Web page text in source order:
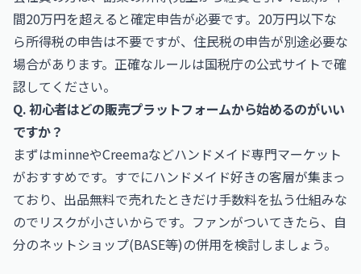
間20万円を超えると確定申告が必要です。20万円以下な
ら所得税の申告は不要ですが、住民税の申告が別途必要な
場合があります。正確なルールは国税庁の公式サイトで確
認してください。
Q. 初心者はどの販売プラットフォームから始めるのがいい
ですか？
まずはminneやCreemaなどハンドメイド専門マーケット
がおすすめです。すでにハンドメイド好きの客層が集まっ
ており、出品無料で売れたときだけ手数料を払う仕組みな
のでリスクが小さいからです。ファンがついてきたら、自
分のネットショップ(BASE等)の併用を検討しましょう。